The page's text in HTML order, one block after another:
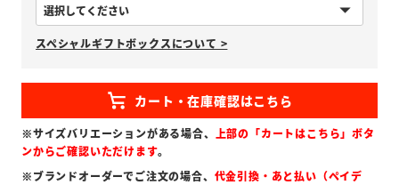
必
須
)
スペシャルギフトボックスについて >
※サイズバリエーションがある場合、 上部の「カートはこちら」ボタ
ンからご確認いただけます。
※ブランドオーダーでご注文の場合、 代金引換・あと払い（ペイデ